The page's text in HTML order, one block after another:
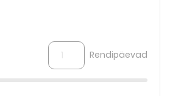
Rendipäevad